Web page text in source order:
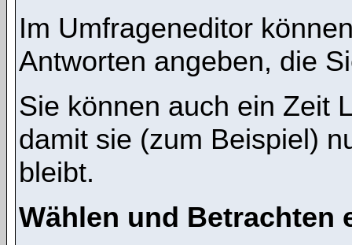
Im Umfrageneditor
Antworten angeben, die
Sie können auch ein Zeit
damit sie (zum Beispiel)
bleibt.
Wählen und Betrachten